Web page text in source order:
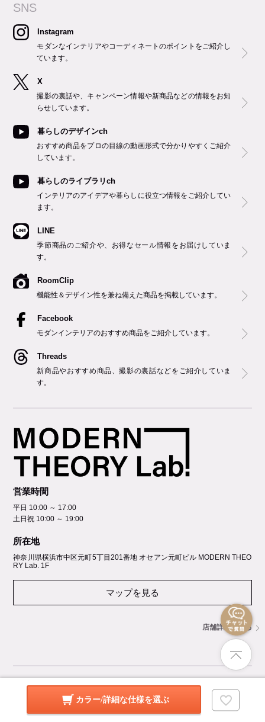
カラー/詳細な仕様を選ぶ
SNS
Instagram
モダンなインテリアやコーディネートのポイントをご紹介し
ています。
X
撮影の裏話や、キャンペーン情報や新商品などの情報をお知
らせしています。
暮らしのデザインch
おすすめ商品をプロの目線の動画形式で分かりやすくご紹介
しています。
暮らしのライブラリch
インテリアのアイデアや暮らしに役立つ情報をご紹介してい
ます。
LINE
季節商品のご紹介や、お得なセール情報をお届けしていま
す。
RoomClip
機能性＆デザイン性を兼ね備えた商品を掲載しています。
Facebook
モダンインテリアのおすすめ商品をご紹介しています。
Threads
新商品やおすすめ商品、撮影の裏話などをご紹介していま
す。
営業時間
平日 10:00 ～ 17:00
土日祝 10:00 ～ 19:00
所在地
神奈川県横浜市中区元町5丁⽬201番地 オセアン元町ビル MODERN THEO
RY Lab. 1F
マップを見る
店舗詳細を見る
GROUP SITES
暮らしのデザイン 楽天市場店